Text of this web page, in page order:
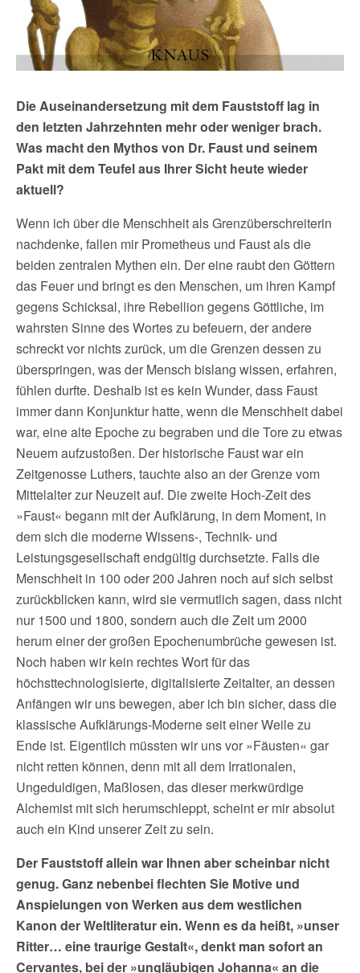
Die Auseinandersetzung mit dem Fauststoff lag in
den letzten Jahrzehnten mehr oder weniger brach.
Was macht den Mythos von Dr. Faust und seinem
Pakt mit dem Teufel aus Ihrer Sicht heute wieder
aktuell?
Wenn ich über die Menschheit als Grenzüberschreiterin
nachdenke, fallen mir Prometheus und Faust als die
beiden zentralen Mythen ein. Der eine raubt den Göttern
das Feuer und bringt es den Menschen, um ihren Kampf
gegens Schicksal, ihre Rebellion gegens Göttliche, im
wahrsten Sinne des Wortes zu befeuern, der andere
schreckt vor nichts zurück, um die Grenzen dessen zu
überspringen, was der Mensch bislang wissen, erfahren,
fühlen durfte. Deshalb ist es kein Wunder, dass Faust
immer dann Konjunktur hatte, wenn die Menschheit dabei
war, eine alte Epoche zu begraben und die Tore zu etwas
Neuem aufzustoßen. Der historische Faust war ein
Zeitgenosse Luthers, tauchte also an der Grenze vom
Mittelalter zur Neuzeit auf. Die zweite Hoch-Zeit des
»Faust« begann mit der Aufklärung, in dem Moment, in
dem sich die moderne Wissens-, Technik- und
Leistungsgesellschaft endgültig durchsetzte. Falls die
Menschheit in 100 oder 200 Jahren noch auf sich selbst
zurückblicken kann, wird sie vermutlich sagen, dass nicht
nur 1500 und 1800, sondern auch die Zeit um 2000
herum einer der großen Epochenumbrüche gewesen ist.
Noch haben wir kein rechtes Wort für das
höchsttechnologisierte, digitalisierte Zeitalter, an dessen
Anfängen wir uns bewegen, aber ich bin sicher, dass die
klassische Aufklärungs-Moderne seit einer Weile zu
Ende ist. Eigentlich müssten wir uns vor »Fäusten« gar
nicht retten können, denn mit all dem Irrationalen,
Ungeduldigen, Maßlosen, das dieser merkwürdige
Alchemist mit sich herumschleppt, scheint er mir absolut
auch ein Kind unserer Zeit zu sein.
Der Fauststoff allein war Ihnen aber scheinbar nicht
genug.Ganz nebenbei flechten Sie Motive und
Anspielungen von Werken aus dem westlichen
Kanon der Weltliteratur ein. Wenn es da heißt, »unser
Ritter… eine traurige Gestalt«, denkt man sofort an
Cervantes, bei der »ungläubigen Johanna« an die